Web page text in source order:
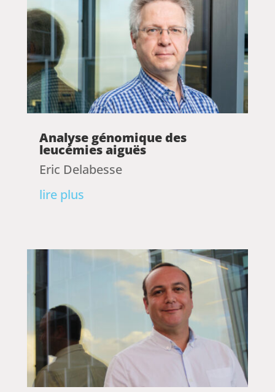
Analyse génomique des
leucémies aiguës
Eric Delabesse
lire plus